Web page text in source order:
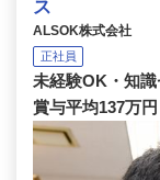
ス
ALSOK株式会社
正社員
未経験OK・知識
賞与平均137万